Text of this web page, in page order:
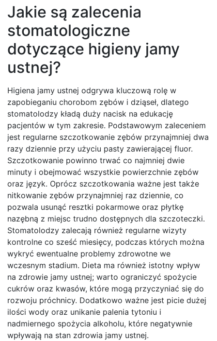
Jakie są zalecenia
stomatologiczne
dotyczące higieny jamy
ustnej?
Higiena jamy ustnej odgrywa kluczową rolę w
zapobieganiu chorobom zębów i dziąseł, dlatego
stomatolodzy kładą duży nacisk na edukację
pacjentów w tym zakresie. Podstawowym zaleceniem
jest regularne szczotkowanie zębów przynajmniej dwa
razy dziennie przy użyciu pasty zawierającej fluor.
Szczotkowanie powinno trwać co najmniej dwie
minuty i obejmować wszystkie powierzchnie zębów
oraz język. Oprócz szczotkowania ważne jest także
nitkowanie zębów przynajmniej raz dziennie, co
pozwala usunąć resztki pokarmowe oraz płytkę
nazębną z miejsc trudno dostępnych dla szczoteczki.
Stomatolodzy zalecają również regularne wizyty
kontrolne co sześć miesięcy, podczas których można
wykryć ewentualne problemy zdrowotne we
wczesnym stadium. Dieta ma również istotny wpływ
na zdrowie jamy ustnej; warto ograniczyć spożycie
cukrów oraz kwasów, które mogą przyczyniać się do
rozwoju próchnicy. Dodatkowo ważne jest picie dużej
ilości wody oraz unikanie palenia tytoniu i
nadmiernego spożycia alkoholu, które negatywnie
wpływają na stan zdrowia jamy ustnej.